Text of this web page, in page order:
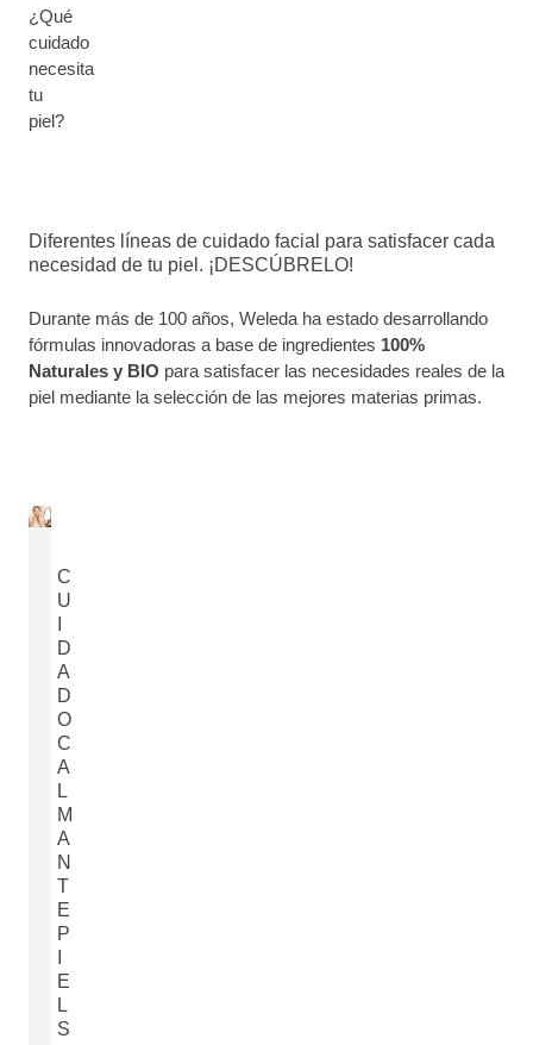
¿Qué
cuidado
necesita
tu
piel?
Diferentes líneas de cuidado facial para satisfacer cada
necesidad de tu piel. ¡DESCÚBRELO!
Durante más de 100 años, Weleda ha estado desarrollando
fórmulas innovadoras a base de ingredientes 100%
Naturales y BIO para satisfacer las necesidades reales de la
piel mediante la selección de las mejores materias primas.
C
U
D
A
D
O
C
A
L
M
A
N
T
E
P
E
L
S